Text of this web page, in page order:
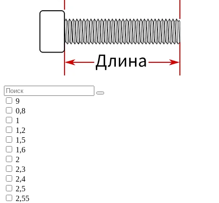
9
0,8
1
1,2
1,5
1,6
2
2,3
2,4
2,5
2,55